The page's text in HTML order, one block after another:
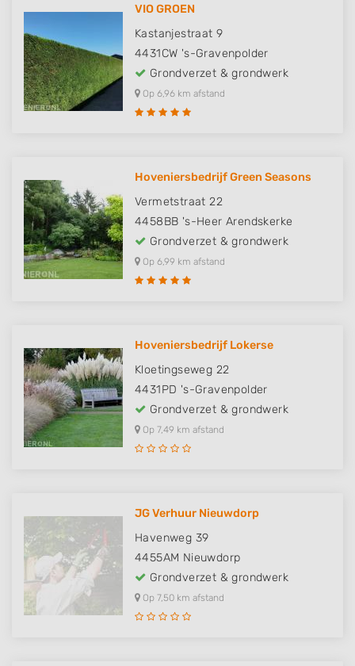
VIO GROEN
Kastanjestraat 9
4431CW 's-Gravenpolder
Grondverzet & grondwerk
Op 6,96 km afstand
Hoveniersbedrijf Green Seasons
Vermetstraat 22
4458BB 's-Heer Arendskerke
Grondverzet & grondwerk
Op 6,99 km afstand
Hoveniersbedrijf Lokerse
Kloetingseweg 22
4431PD 's-Gravenpolder
Grondverzet & grondwerk
Op 7,49 km afstand
JG Verhuur Nieuwdorp
Havenweg 39
4455AM Nieuwdorp
Grondverzet & grondwerk
Op 7,50 km afstand